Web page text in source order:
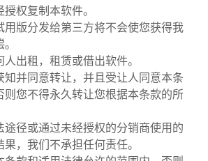
权复制本软件。
用版分发给第三方将不会使您获得我
出租，租赁或借出软件。
知并同意转让，并且受让人同意本条
则您不得永久转让您根据本条款的所
途径或通过未经授权的分销商使用的
，我们不承担任何责任。